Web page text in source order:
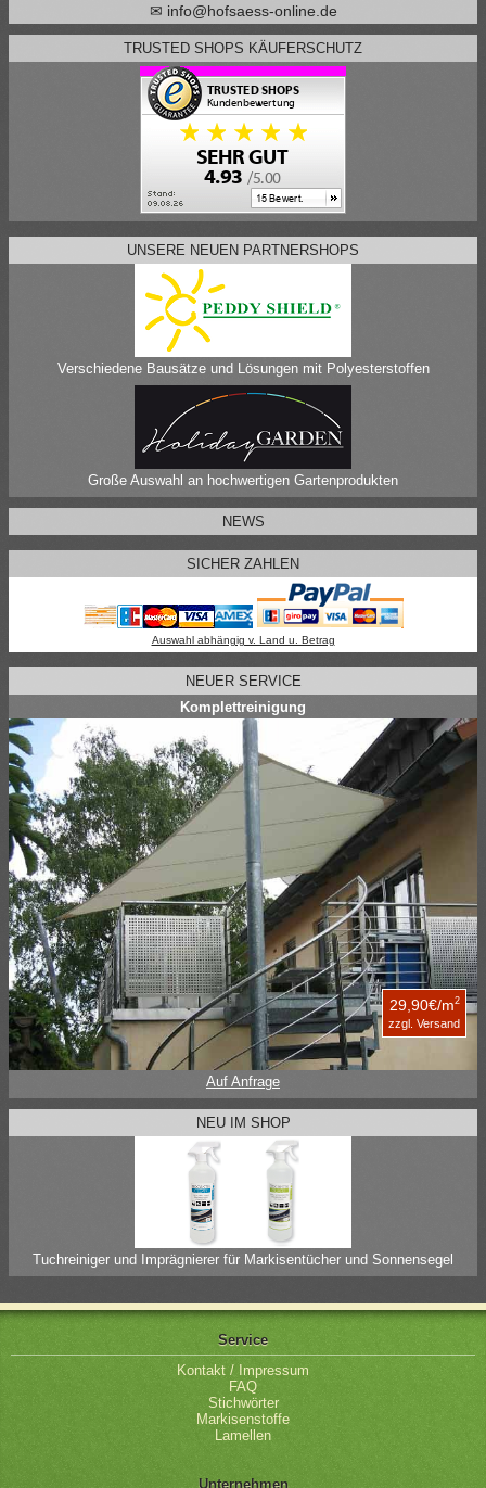
✉ info@hofsaess-online.de
TRUSTED SHOPS KÄUFERSCHUTZ
UNSERE NEUEN PARTNERSHOPS
Verschiedene Bausätze und Lösungen mit Polyesterstoffen
Große Auswahl an hochwertigen Gartenprodukten
NEWS
SICHER ZAHLEN
Auswahl abhängig v. Land u. Betrag
NEUER SERVICE
Komplettreinigung
29,90€/m2
zzgl. Versand
Auf Anfrage
NEU IM SHOP
Tuchreiniger und Imprägnierer für Markisentücher und Sonnensegel
Service
Kontakt / Impressum
FAQ
Stichwörter
Markisenstoffe
Lamellen
Unternehmen